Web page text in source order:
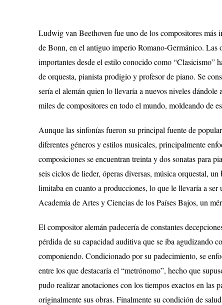
Ludwig van Beethoven fue uno de los compositores más
de Bonn, en el antiguo imperio Romano-Germánico. Las
importantes desde el estilo conocido como “Clasicismo”
de orquesta, pianista prodigio y profesor de piano. Se
sería el alemán quien lo llevaría a nuevos niveles
miles de compositores en todo el mundo, moldeando de
Aunque las sinfonías fueron su principal fuente de
diferentes géneros y estilos musicales, principalmente
composiciones se encuentran treinta y dos sonatas para
seis ciclos de lieder, óperas diversas, música orquestal,
limitaba en cuanto a producciones, lo que le llevaría a
Academia de Artes y Ciencias de los Países Bajos, un
El compositor alemán padecería de constantes
pérdida de su capacidad auditiva que se iba agudizando
componiendo. Condicionado por su padecimiento, se
entre los que destacaría el “metrónomo”, hecho que
pudo realizar anotaciones con los tiempos exactos en las
originalmente sus obras. Finalmente su condición de